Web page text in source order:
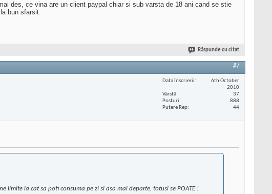
des, ce vina are un client paypal chiar si sub varsta de 18 ani cand se stie
bun sfarsit.
Răspunde cu citat
#7
Data înscrierii
6th October
2010
Vârstă
37
Posturi
888
Putere Rep
44
la cat sa poti consuma pe zi si asa mai departe, totusi se POATE !